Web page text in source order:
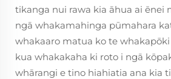
tikanga nui rawa kia āhua ai ēnei
ngā whakamahinga pūmahara
whakaaro matua ko te
kua whakakaha ki roto i ngā
whārangi e tino hiahiatia ana kia